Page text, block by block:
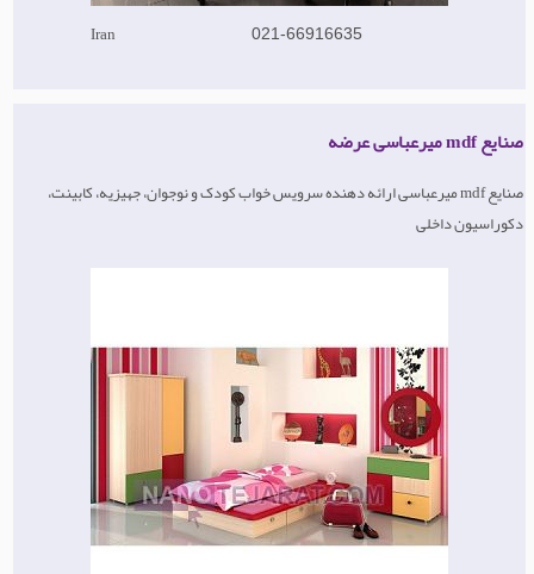
Iran 021-66916635
صنایع mdf میرعباسی عرضه
صنایع mdf میرعباسی ارائه دهنده سرویس خواب کودک و نوجوان، جهیزیه، کابینت،
دکوراسیون داخلی